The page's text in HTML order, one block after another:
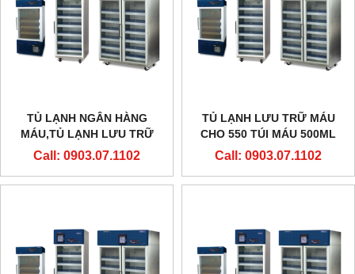
TỦ LẠNH NGÂN HÀNG
MÁU,TỦ LẠNH LƯU TRỮ
MÁU HÃNG LABTECH HÀN
Call: 0903.07.1102
TỦ LẠNH LƯU TRỮ MÁU
CHO 550 TÚI MÁU 500ML
Call: 0903.07.1102